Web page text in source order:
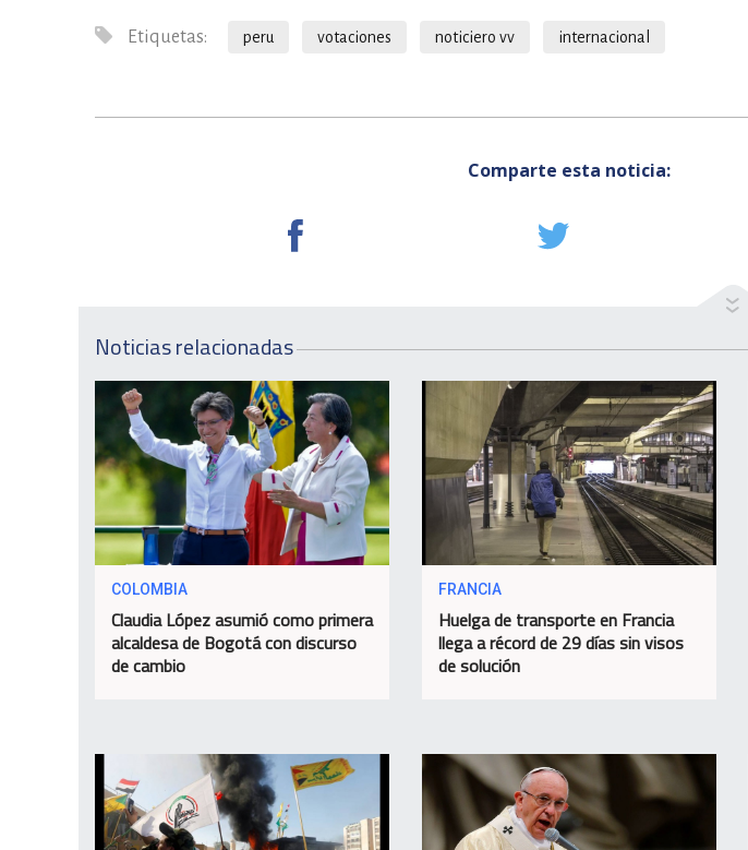
Etiquetas: peru votaciones noticiero vv internacional
Comparte esta noticia:
Noticias relacionadas
COLOMBIA
Claudia López asumió como primera
alcaldesa de Bogotá con discurso
de cambio
FRANCIA
Huelga de transporte en Francia
llega a récord de 29 días sin visos
de solución